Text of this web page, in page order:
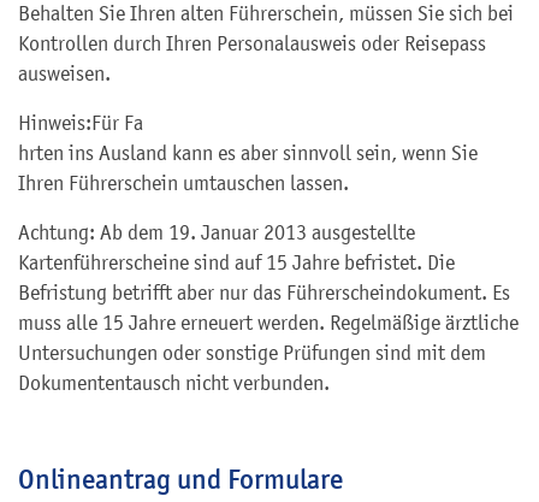
Behalten Sie Ihren alten Führerschein, müssen Sie sich bei
Kontrollen durch Ihren Personalausweis oder Reisepass
ausweisen.
Hinweis:Für Fa
hrten ins Ausland kann es aber sinnvoll sein, wenn Sie
Ihren Führerschein umtauschen lassen.
Achtung: Ab dem 19. Januar 2013 ausgestellte
Kartenführerscheine sind auf 15 Jahre befristet. Die
Befristung betrifft aber nur das Führerscheindokument. Es
muss alle 15 Jahre erneuert werden. Regelmäßige ärztliche
Untersuchungen oder sonstige Prüfungen sind mit dem
Dokumententausch nicht verbunden.
Onlineantrag und Formulare